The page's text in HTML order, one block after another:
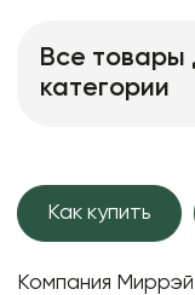
Все товары
категории
Как купить
Компания